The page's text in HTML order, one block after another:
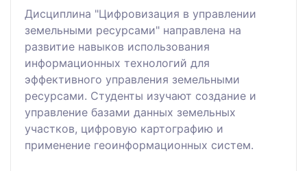
Дисциплина "Цифровизация в управлении
земельными ресурсами" направлена на
развитие навыков использования
информационных технологий для
эффективного управления земельными
ресурсами. Студенты изучают создание и
управление базами данных земельных
участков, цифровую картографию и
применение геоинформационных систем.